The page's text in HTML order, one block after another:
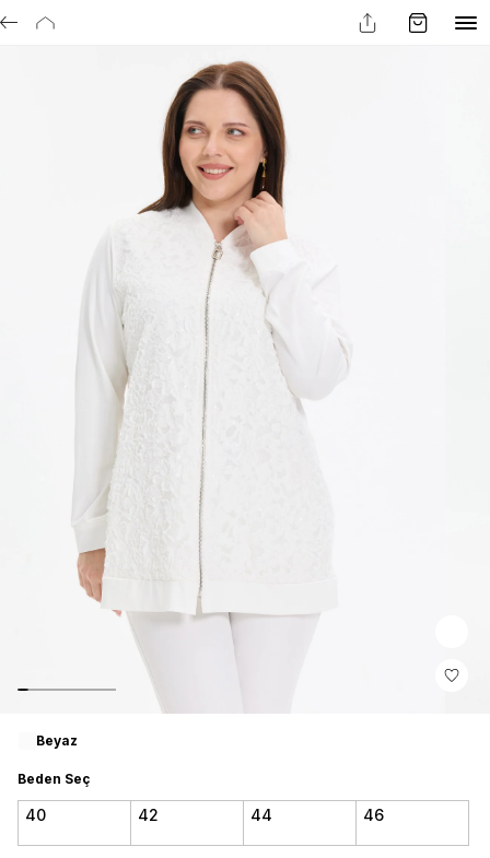
Beyaz
Beden Seç
40 42 44 46